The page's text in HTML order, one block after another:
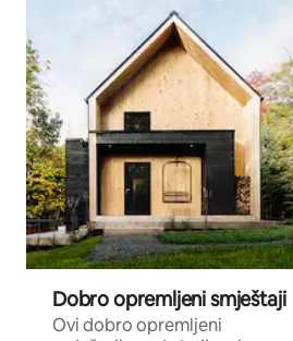
Dobro opremljeni smještaji
Ovi dobro opremljeni